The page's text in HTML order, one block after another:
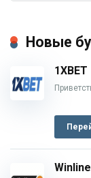
Новые
1XBET
Winline